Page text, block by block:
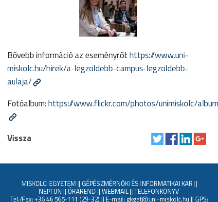
Bővebb információ az eseményről:https://www.uni-
miskolc.hu/hirek/a-legzoldebb-campus-legzoldebb-
aulaja/
Fotóalbum:https://www.flickr.com/photos/unimiskolc/
Vissza
MISKOLCI EGYETEM || GÉPÉSZMÉRNÖKI ÉS INFORMATIKAI KAR ||
NEPTUN || ÓRAREND || WEBMAIL|| TELEFONKÖNYV
Tel./Fax: +36 46 565-111 (29-32) || E-mail: gkget@uni-miskolc.hu || GPS: